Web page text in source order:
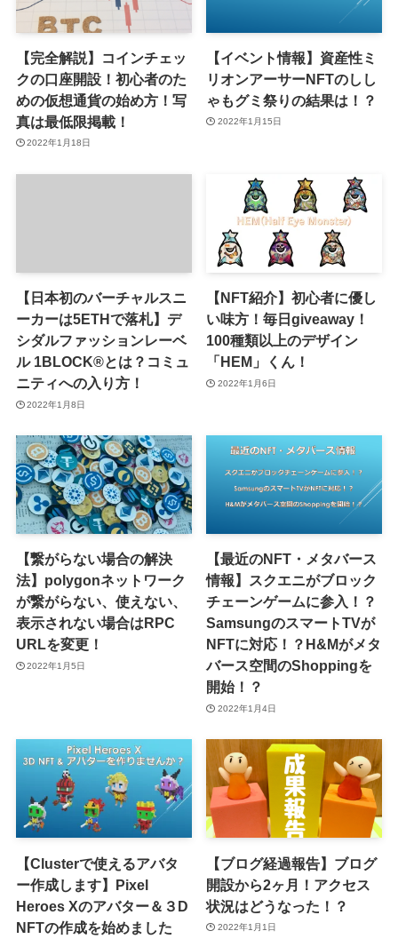
【完全解説】コインチェッ
クの口座開設！初心者のた
めの仮想通貨の始め方！写
真は最低限掲載！
2022年1月18日
【イベント情報】資産性ミ
リオンアーサーNFTのしし
ゃもグミ祭りの結果は！？
2022年1月15日
【日本初のバーチャルスニ
ーカーは5ETHで落札】デ
シダルファッションレーベ
ル 1BLOCK®︎とは？コミュ
ニティへの入り方！
2022年1月8日
【NFT紹介】初心者に優し
い味方！毎日giveaway！
100種類以上のデザイン
「HEM」くん！
2022年1月6日
【繋がらない場合の解決
法】polygonネットワーク
が繋がらない、使えない、
表示されない場合はRPC
URLを変更！
2022年1月5日
【最近のNFT・メタバース
情報】スクエニがブロック
チェーンゲームに参入！？
SamsungのスマートTVが
NFTに対応！？H&Mがメタ
バース空間のShoppingを
開始！？
2022年1月4日
【Clusterで使えるアバタ
ー作成します】Pixel
Heroes Xのアバター＆３D
NFTの作成を始めました
【ブログ経過報告】ブログ
開設から2ヶ月！アクセス
状況はどうなった！？
2022年1月1日